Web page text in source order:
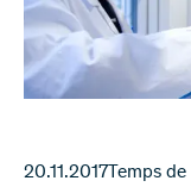
20.11.2017Temps